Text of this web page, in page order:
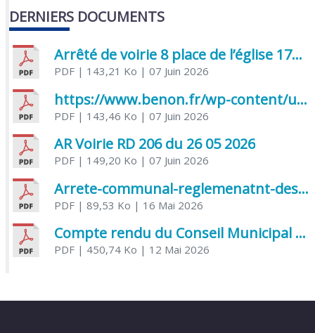
DERNIERS DOCUMENTS
Arrêté de voirie 8 place de l’église 17170 Benon
PDF| 143,21 Ko | 07 Juin 2026
https://www.benon.fr/wp-content/uploads/2026/06/AR-Voirie-Chemin-de-Lafond-du-26-05-2026.pdf
PDF| 143,46 Ko | 07 Juin 2026
AR Voirie RD 206 du 26 05 2026
PDF| 149,20 Ko | 07 Juin 2026
Arrete-communal-reglemenatnt-des-bruits-de-voisinage-et-des-activites-bruyantes
PDF| 89,53 Ko | 16 Mai 2026
Compte rendu du Conseil Municipal du 06 mai 2026
PDF| 450,74 Ko | 12 Mai 2026